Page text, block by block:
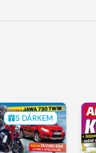
S DÁRKEM